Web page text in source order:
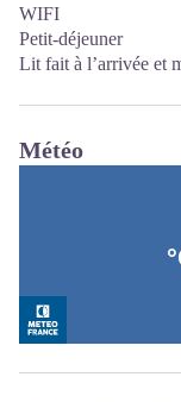
WIFI
Petit-déjeuner
Lit fait à l’arrivée et
Météo